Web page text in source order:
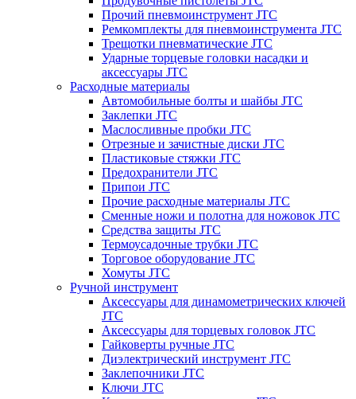
Прочий пневмоинструмент JTC
Ремкомплекты для пневмоинструмента JTC
Трещотки пневматические JTC
Ударные торцевые головки насадки и
аксессуары JTC
Расходные материалы
Автомобильные болты и шайбы JTC
Заклепки JTC
Маслосливные пробки JTC
Отрезные и зачистные диски JTC
Пластиковые стяжки JTC
Предохранители JTC
Припои JTC
Прочие расходные материалы JTC
Сменные ножи и полотна для ножовок JTC
Средства защиты JTC
Термоусадочные трубки JTC
Торговое оборудование JTC
Хомуты JTC
Ручной инструмент
Аксессуары для динамометрических ключей
JTC
Аксессуары для торцевых головок JTC
Гайковерты ручные JTC
Диэлектрический инструмент JTC
Заклепочники JTC
Ключи JTC